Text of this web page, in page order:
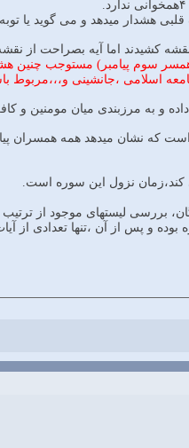
هشدار میدهد و می گوید یا توبه
همسر سوم پیامبر) مستوجب چنین
اسلامی ،جانشینی و،،،مربوط
آنست که این سوره ۱۱۳مین سوره بوده و پس